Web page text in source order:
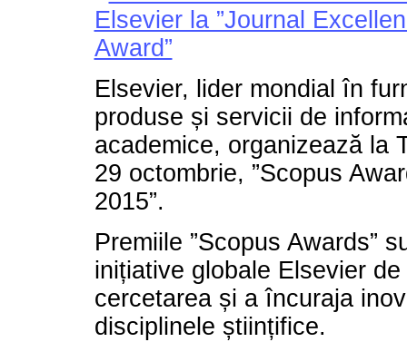
Elsevier, lider mondial în
produse și servicii de
academice, organizează la
29 octombrie, ”Scopus
2015”.
Premiile ”Scopus Awards”
inițiative globale Elsevier
cercetarea și a încuraja
disciplinele științifice.